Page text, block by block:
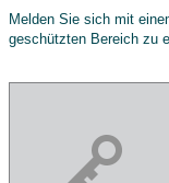
Melden Sie sich mit
geschützten Bereich zu